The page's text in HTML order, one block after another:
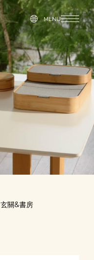
MENU
玄關&書房
MENU